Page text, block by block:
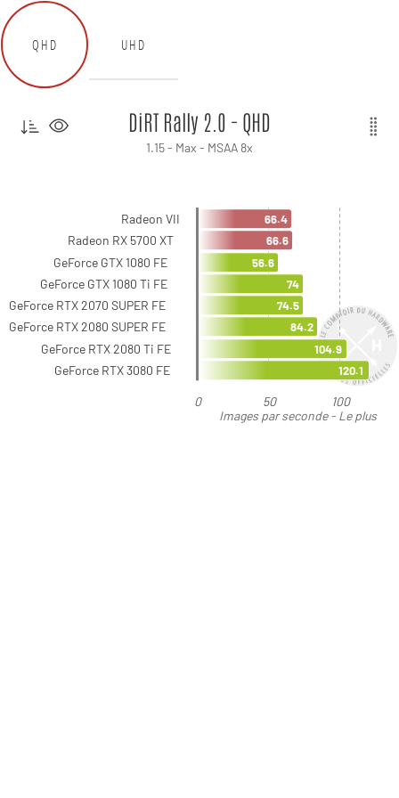
QHD UHD
Images par seconde - Le plus
DiRT Rally 2.0 - QHD
1.15 - Max - MSAA 8x
0 50 100
Radeon VII
Radeon RX 5700 XT
GeForce GTX 1080 FE
GeForce GTX 1080 Ti FE
GeForce RTX 2070 SUPER FE
GeForce RTX 2080 SUPER FE
GeForce RTX 2080 Ti FE
GeForce RTX 3080 FE
66.4
66.6
56.6
74
74.5
84.2
104.9
120.1